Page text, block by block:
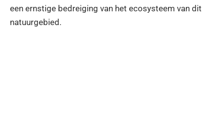
een ernstige bedreiging van het ecosysteem van dit
natuurgebied.